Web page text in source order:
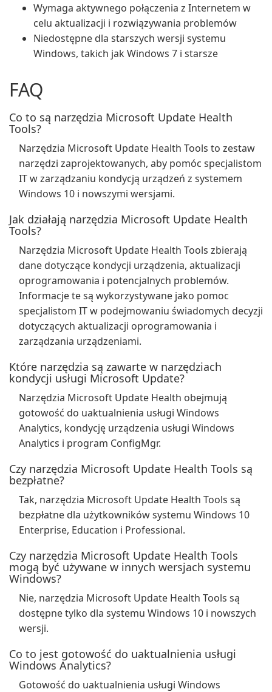
Wymaga aktywnego połączenia z Internetem w
celu aktualizacji i rozwiązywania problemów
Niedostępne dla starszych wersji systemu
Windows, takich jak Windows 7 i starsze
FAQ
Co to są narzędzia Microsoft Update Health
Tools?
Narzędzia Microsoft Update Health Tools to zestaw
narzędzi zaprojektowanych, aby pomóc specjalistom
IT w zarządzaniu kondycją urządzeń z systemem
Windows 10 i nowszymi wersjami.
Jak działają narzędzia Microsoft Update Health
Tools?
Narzędzia Microsoft Update Health Tools zbierają
dane dotyczące kondycji urządzenia, aktualizacji
oprogramowania i potencjalnych problemów.
Informacje te są wykorzystywane jako pomoc
specjalistom IT w podejmowaniu świadomych decyzji
dotyczących aktualizacji oprogramowania i
zarządzania urządzeniami.
Które narzędzia są zawarte w narzędziach
kondycji usługi Microsoft Update?
Narzędzia Microsoft Update Health obejmują
gotowość do uaktualnienia usługi Windows
Analytics, kondycję urządzenia usługi Windows
Analytics i program ConfigMgr.
Czy narzędzia Microsoft Update Health Tools są
bezpłatne?
Tak, narzędzia Microsoft Update Health Tools są
bezpłatne dla użytkowników systemu Windows 10
Enterprise, Education i Professional.
Czy narzędzia Microsoft Update Health Tools
mogą być używane w innych wersjach systemu
Windows?
Nie, narzędzia Microsoft Update Health Tools są
dostępne tylko dla systemu Windows 10 i nowszych
wersji.
Co to jest gotowość do uaktualnienia usługi
Windows Analytics?
Gotowość do uaktualnienia usługi Windows